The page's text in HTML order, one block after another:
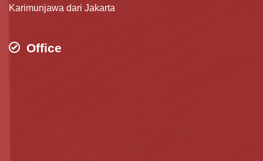
Karimunjawa dari Jakarta
Office